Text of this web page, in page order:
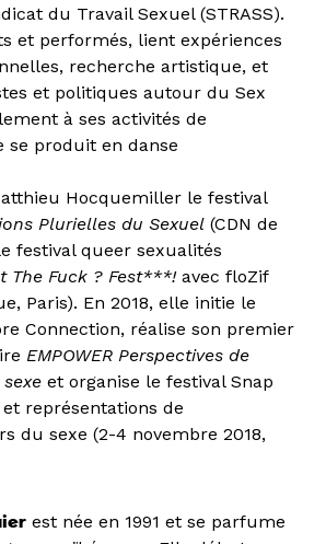
du Travail Sexuel (STRASS).
et performés, lient expériences
recherche artistique, et
et politiques autour du Sex
à ses activités de
se produit en danse
Hocquemiller le festival
Plurielles du Sexuel (CDN de
festival queer sexualités
The Fuck ? Fest***!avec floZif
Paris). En 2018, elle initie le
Connection, réalise son premier
EMPOWER Perspectives de
et organise le festival Snap
représentations de
du sexe (2-4 novembre 2018,
est née en 1991 et se parfume